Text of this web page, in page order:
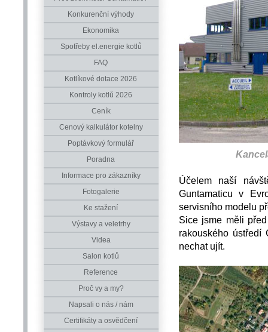
Konkurenční výhody
Ekonomika
Spotřeby el.energie kotlů
FAQ
Kotlíkové dotace 2026
Kontroly kotlů 2026
Ceník
Cenový kalkulátor kotelny
Poptávkový formulář
Poradna
Informace pro zákazníky
Fotogalerie
Ke stažení
Výstavy a veletrhy
Videa
Salon kotlů
Reference
Proč vy a my?
Napsali o nás / nám
Certifikáty a osvědčení
Účelem naší
Guntamaticu v
servisního modelu
Sice jsme měli
rakouského
nechat ujít.